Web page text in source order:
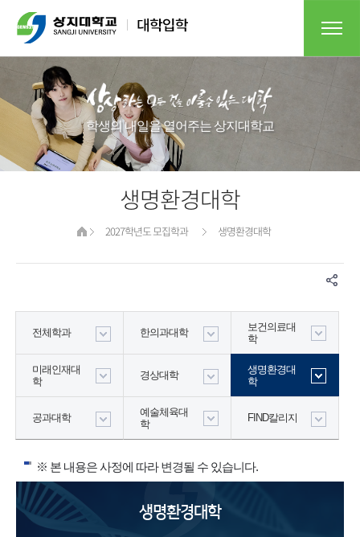
학생의 내일을 열어주는 상지대학교​
생명환경대학
2027학년도 모집학과 생명환경대학
전체학과 한의과대학
보건의료대
학
미래인재대
학
경상대학
생명환경대
학
공과대학
예술체육대
학
FIND칼리지
※ 본 내용은 사정에 따라 변경될 수 있습니다.
생명환경대학